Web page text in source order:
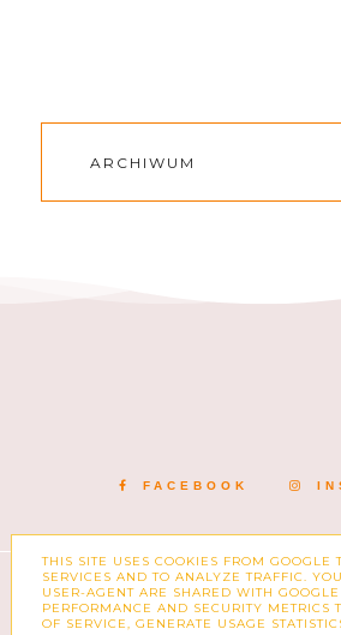
ARCHIWUM
FACEBOOK
COPYRIGHT ©ZUZKA PISZE –
KSIĄŻKACH, KOSMETYKACH I
BLOG DESIGN:
THIS SITE USES COOKIES FROM GOOGLE
SERVICES AND TO ANALYZE TRAFFIC.
USER-AGENT ARE SHARED WITH
PERFORMANCE AND SECURITY METRICS
OF SERVICE, GENERATE USAGE